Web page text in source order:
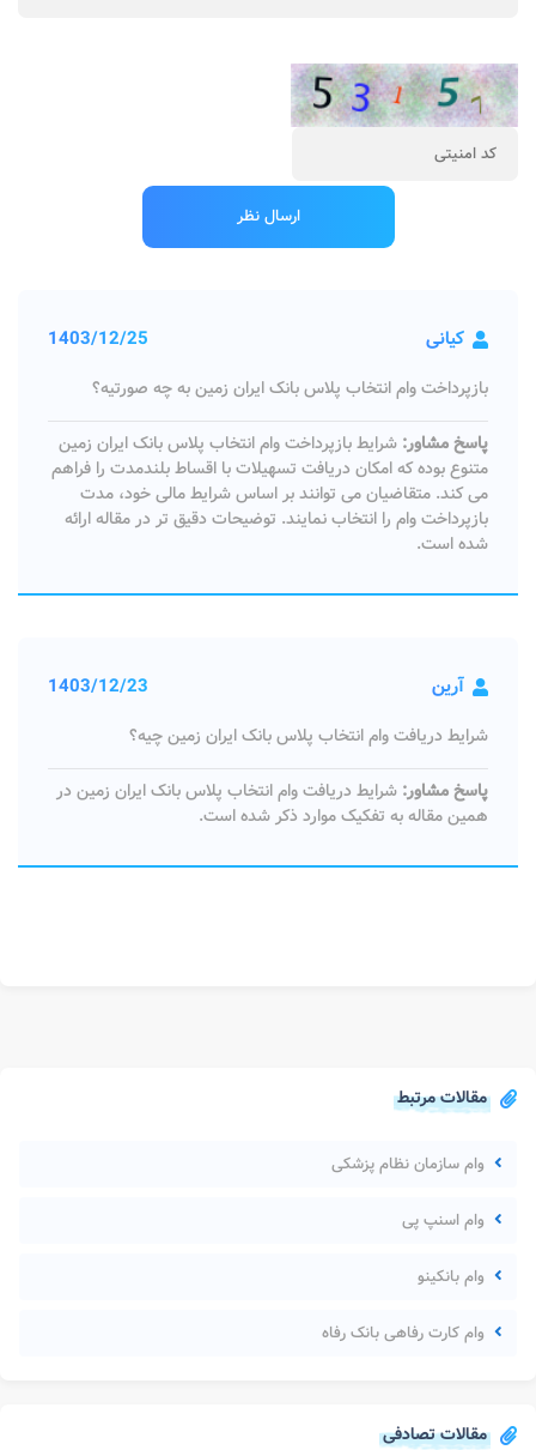
مقالات مرتبط
وام سازمان نظام پزشکی
وام اسنپ پی
وام بانکینو
وام کارت رفاهی بانک رفاه
مقالات تصادفی
کیانی 1403/12/25
بازپرداخت وام انتخاب پلاس بانک ایران زمین به چه صورتیه؟
پاسخ مشاور: شرایط بازپرداخت وام انتخاب پلاس بانک ایران زمین
متنوع بوده که امکان دریافت تسهیلات با اقساط بلندمدت را فراهم
می کند. متقاضیان می توانند بر اساس شرایط مالی خود، مدت
بازپرداخت وام را انتخاب نمایند. توضیحات دقیق تر در مقاله ارائه
شده است.
آرین 1403/12/23
شرایط دریافت وام انتخاب پلاس بانک ایران زمین چیه؟
پاسخ مشاور: شرایط دریافت وام انتخاب پلاس بانک ایران زمین در
همین مقاله به تفکیک موارد ذکر شده است.